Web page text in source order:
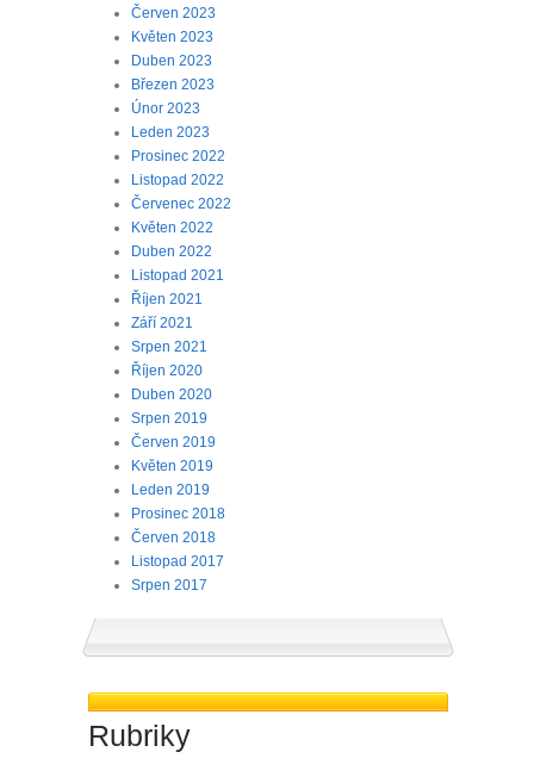
Červen 2023
Květen 2023
Duben 2023
Březen 2023
Únor 2023
Leden 2023
Prosinec 2022
Listopad 2022
Červenec 2022
Květen 2022
Duben 2022
Listopad 2021
Říjen 2021
Září 2021
Srpen 2021
Říjen 2020
Duben 2020
Srpen 2019
Červen 2019
Květen 2019
Leden 2019
Prosinec 2018
Červen 2018
Listopad 2017
Srpen 2017
Rubriky